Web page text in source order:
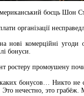
боєць Шон
організації
нові комерційні угоди
бонуси.
ростеру промоушену
бонусов… Никто не
нечестно, это